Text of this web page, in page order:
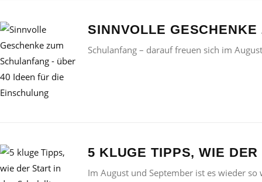
SINNVOLLE
Schulanfang – darauf freuen sich im
5 KLUGE TIPPS, WIE
Im August und September ist es wieder